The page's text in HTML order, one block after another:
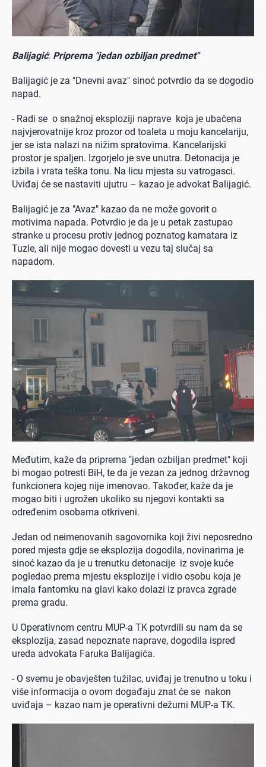
Balijagić: Priprema "jedan ozbiljan predmet"
Balijagić je za "Dnevni avaz" sinoć potvrdio da se dogodio
napad.
- Radi se o snažnoj eksploziji naprave koja je ubačena
najvjerovatnije kroz prozor od toaleta u moju kancelariju,
jer se ista nalazi na nižim spratovima. Kancelarijski
prostor je spaljen. Izgorjelo je sve unutra. Detonacija je
izbila i vrata teška tonu. Na licu mjesta su vatrogasci.
Uviđaj će se nastaviti ujutru – kazao je advokat Balijagić.
Balijagić je za "Avaz" kazao da ne može govorit o
motivima napada. Potvrdio je da je u petak zastupao
stranke u procesu protiv jednog poznatog kamatara iz
Tuzle, ali nije mogao dovesti u vezu taj slučaj sa
napadom.
Međutim, kaže da priprema "jedan ozbiljan predmet" koji
bi mogao potresti BiH, te da je vezan za jednog državnog
funkcionera kojeg nije imenovao. Također, kaže da je
mogao biti i ugrožen ukoliko su njegovi kontakti sa
određenim osobama otkriveni.
Jedan od neimenovanih sagovornika koji živi neposredno
pored mjesta gdje se eksplozija dogodila, novinarima je
sinoć kazao da je u trenutku detonacije iz svoje kuće
pogledao prema mjestu eksplozije i vidio osobu koja je
imala fantomku na glavi kako dolazi iz pravca zgrade
prema gradu.
U Operativnom centru MUP-a TK potvrdili su nam da se
eksplozija, zasad nepoznate naprave, dogodila ispred
ureda advokata Faruka Balijagića.
- O svemu je obavješten tužilac, uviđaj je trenutno u toku i
više informacija o ovom događaju znat će se nakon
uviđaja – kazao nam je operativni dežurni MUP-a TK.